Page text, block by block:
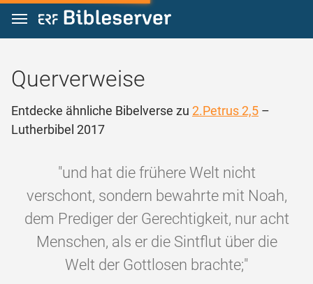
Zum Inhalt springen
Querverweise
Entdecke ähnliche Bibelverse zu 2.Petrus 2,5 –
Lutherbibel 2017
"und hat die frühere Welt nicht
verschont, sondern bewahrte mit Noah,
dem Prediger der Gerechtigkeit, nur acht
Menschen, als er die Sintflut über die
Welt der Gottlosen brachte;"